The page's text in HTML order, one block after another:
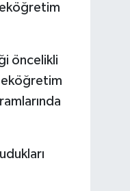
öncelikli